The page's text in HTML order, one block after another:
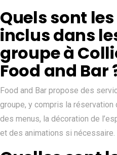
Quels sont
inclus dans
groupe à
Food and Bar
Food and Bar propose des
groupe, y compris la
des menus, la décoration de
et des animations si nécessaire.